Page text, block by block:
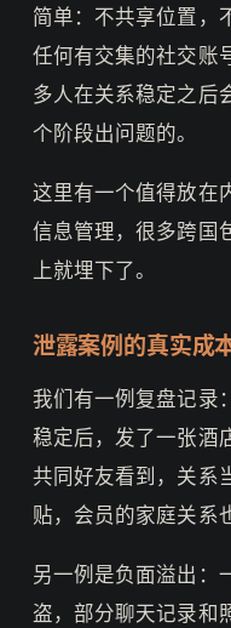
简单：不共享位置，
任何有交集的社交账
多人在关系稳定之后
个阶段出问题的。
这里有一个值得放
信息管理，很多跨国
上就埋下了。
泄露案例的真实成
我们有一例复盘记录
稳定后，发了一张酒
共同好友看到，关系
贴，会员的家庭关系
另一例是负面溢出：
盗，部分聊天记录和